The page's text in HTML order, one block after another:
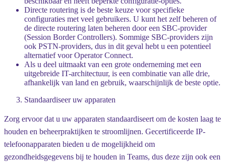
Directe routering is de beste keuze voor specifieke
configuraties met veel gebruikers. U kunt het zelf beheren of
de directe routering laten beheren door een SBC-provider
(Session Border Controllers). Sommige SBC-providers zijn
ook PSTN-providers, dus in dit geval hebt u een potentieel
alternatief voor Operator Connect.
Als u deel uitmaakt van een grote onderneming met een
uitgebreide IT-architectuur, is een combinatie van alle drie,
afhankelijk van land en gebruik, waarschijnlijk de beste optie.
Standaardiseer uw apparaten
Zorg ervoor dat u uw apparaten standaardiseert om de kosten laag te
houden en beheerpraktijken te stroomlijnen. Gecertificeerde IP-
telefoonapparaten bieden u de mogelijkheid om
gezondheidsgegevens bij te houden in Teams, dus deze zijn ook een